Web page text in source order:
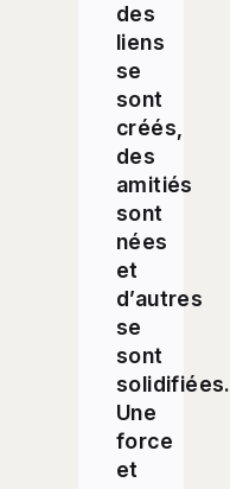
des
liens
se
sont
créés,
des
amitiés
sont
nées
et
d’autres
se
sont
solidifiées.
Une
force
et